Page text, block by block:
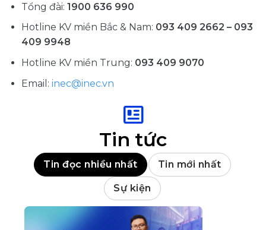
Tổng đài: 1900 636 990
Hotline KV miền Bắc & Nam: 093 409 2662 – 093
409 9948
Hotline KV miền Trung: 093 409 9070
Email: inec@inec.vn
Tin tức
Tin đọc nhiều nhất Tin mới nhất
Sự kiện